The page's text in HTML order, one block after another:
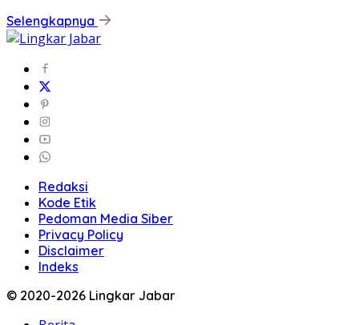
Selengkapnya
Redaksi
Kode Etik
Pedoman Media Siber
Privacy Policy
Disclaimer
Indeks
© 2020-2026 Lingkar Jabar